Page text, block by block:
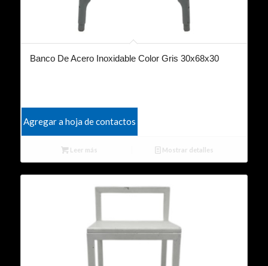
Banco De Acero Inoxidable Color Gris 30x68x30
Agregar a hoja de contactos
Leer más Mostrar detalles